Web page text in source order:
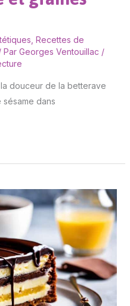
Recettes de
Par Georges Ventouillac /
douceur de la betterave
dans